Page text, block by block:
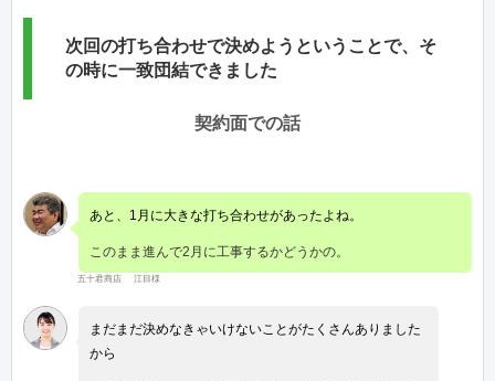
次回の打ち合わせで決めようということで、そ
の時に一致団結できました
契約面での話
あと、1月に大きな打ち合わせがあったよね。
このまま進んで2月に工事するかどうかの。
五十君商店 江目様
まだまだ決めなきゃいけないことがたくさんありました
から